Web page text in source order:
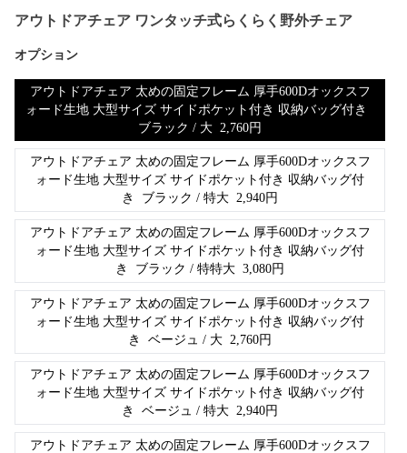
アウトドアチェア ワンタッチ式らくらく野外チェア
オプション
アウトドアチェア 太めの固定フレーム 厚手600Dオックスフ
ォード生地 大型サイズ サイドポケット付き 収納バッグ付き
ブラック / 大 2,760円
アウトドアチェア 太めの固定フレーム 厚手600Dオックスフ
ォード生地 大型サイズ サイドポケット付き 収納バッグ付
き
ブラック / 特大 2,940円
アウトドアチェア 太めの固定フレーム 厚手600Dオックスフ
ォード生地 大型サイズ サイドポケット付き 収納バッグ付
き
ブラック / 特特大 3,080円
アウトドアチェア 太めの固定フレーム 厚手600Dオックスフ
ォード生地 大型サイズ サイドポケット付き 収納バッグ付
き
ベージュ / 大 2,760円
アウトドアチェア 太めの固定フレーム 厚手600Dオックスフ
ォード生地 大型サイズ サイドポケット付き 収納バッグ付
き
ベージュ / 特大 2,940円
アウトドアチェア 太めの固定フレーム 厚手600Dオックスフ